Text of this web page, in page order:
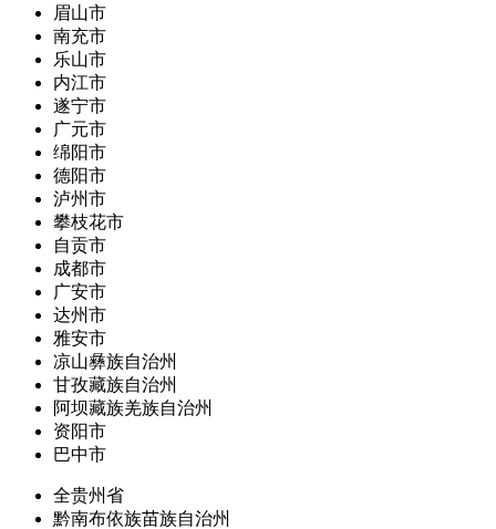
眉山市
南充市
乐山市
内江市
遂宁市
广元市
绵阳市
德阳市
泸州市
攀枝花市
自贡市
成都市
广安市
达州市
雅安市
凉山彝族自治州
甘孜藏族自治州
阿坝藏族羌族自治州
资阳市
巴中市
全贵州省
黔南布依族苗族自治州